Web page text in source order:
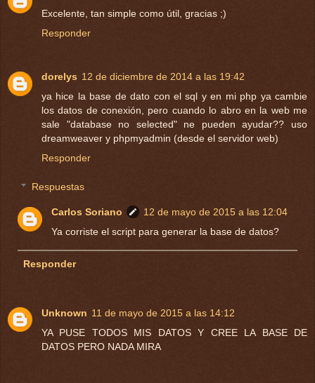
Excelente, tan simple como útil, gracias ;)
Responder
dorelys 12 de diciembre de 2014 a las 19:42
ya hice la base de dato con el sql y en mi php ya cambie
los datos de conexión, pero cuando lo abro en la web me
sale "database no selected" ne pueden ayudar?? uso
dreamweaver y phpmyadmin (desde el servidor web)
Responder
Respuestas
Carlos Soriano
12 de mayo de 2015 a las 12:04
Ya corriste el script para generar la base de datos?
Responder
Unknown 11 de mayo de 2015 a las 14:12
YA PUSE TODOS MIS DATOS Y CREE LA BASE DE
DATOS PERO NADA MIRA